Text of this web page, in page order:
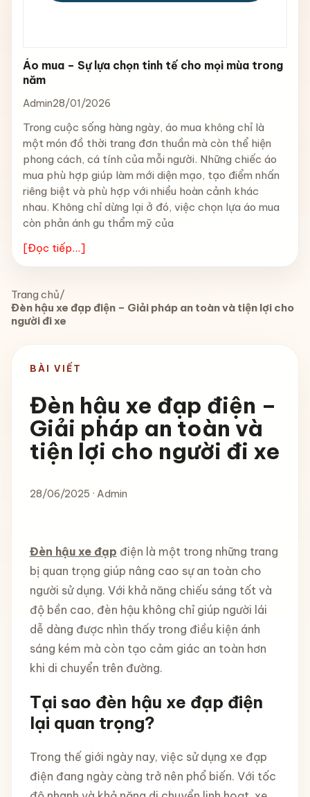
Áo mua – Sự lựa chọn tinh tế cho mọi mùa trong
năm
Admin28/01/2026
Trong cuộc sống hàng ngày, áo mua không chỉ là
một món đồ thời trang đơn thuần mà còn thể hiện
phong cách, cá tính của mỗi người. Những chiếc áo
mua phù hợp giúp làm mới diện mạo, tạo điểm nhấn
riêng biệt và phù hợp với nhiều hoàn cảnh khác
nhau. Không chỉ dừng lại ở đó, việc chọn lựa áo mua
còn phản ánh gu thẩm mỹ của
[Đọc tiếp...]
Trang chủ/
Đèn hậu xe đạp điện – Giải pháp an toàn và tiện lợi cho
người đi xe
BÀI VIẾT
Đèn hậu xe đạp điện –
Giải pháp an toàn và
tiện lợi cho người đi xe
28/06/2025 · Admin
Đèn hậu xe đạp điện là một trong những trang
bị quan trọng giúp nâng cao sự an toàn cho
người sử dụng. Với khả năng chiếu sáng tốt và
độ bền cao, đèn hậu không chỉ giúp người lái
dễ dàng được nhìn thấy trong điều kiện ánh
sáng kém mà còn tạo cảm giác an toàn hơn
khi di chuyển trên đường.
Tại sao đèn hậu xe đạp điện
lại quan trọng?
Trong thế giới ngày nay, việc sử dụng xe đạp
điện đang ngày càng trở nên phổ biến. Với tốc